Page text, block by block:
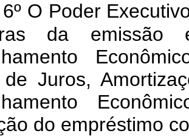
O Poder
da
de Juros,
do empréstimo